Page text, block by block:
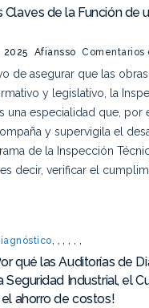
de la Función de
2025 Afiansso Comentarios
de asegurar que las
y legislativo, la
una especialidad que, por
y supervigila el
de la Inspección
decir, verificar el
qué las Auditorías de
Seguridad Industrial, el
ahorro de costos!